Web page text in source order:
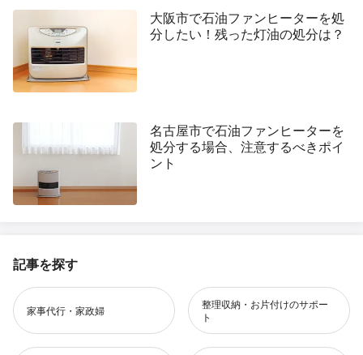
大阪市で石油ファンヒーターを処
分したい！残った灯油の処分は？
名古屋市で石油ファンヒーターを
処分する場合、注意するべきポイ
ント
記事を探す
家事代行・家政婦
整理収納・お片付けのサポー
ト